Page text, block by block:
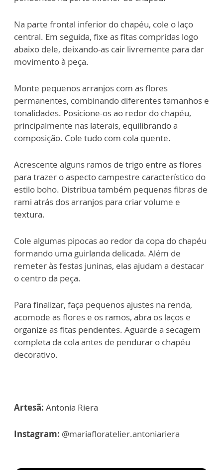
Na parte frontal inferior do chapéu, cole o laço
central. Em seguida, fixe as fitas compridas logo
abaixo dele, deixando-as cair livremente para dar
movimento à peça.
Monte pequenos arranjos com as flores
permanentes, combinando diferentes tamanhos e
tonalidades. Posicione-os ao redor do chapéu,
principalmente nas laterais, equilibrando a
composição. Cole tudo com cola quente.
Acrescente alguns ramos de trigo entre as flores
para trazer o aspecto campestre característico do
estilo boho. Distribua também pequenas fibras de
rami atrás dos arranjos para criar volume e
textura.
Cole algumas pipocas ao redor da copa do chapéu
formando uma guirlanda delicada. Além de
remeter às festas juninas, elas ajudam a destacar
o centro da peça.
Para finalizar, faça pequenos ajustes na renda,
acomode as flores e os ramos, abra os laços e
organize as fitas pendentes. Aguarde a secagem
completa da cola antes de pendurar o chapéu
decorativo.
Artesã: Antonia Riera
Instagram: @mariafloratelier.antoniariera